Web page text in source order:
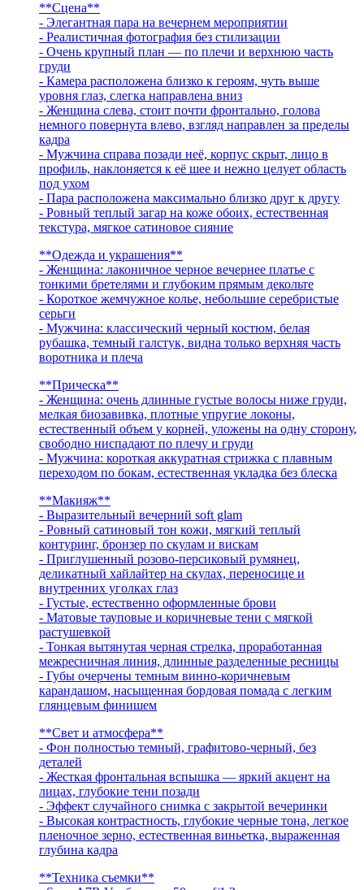
**Сцена**
- Элегантная пара на вечернем мероприятии
- Реалистичная фотография без стилизации
- Очень крупный план — по плечи и верхнюю часть
груди
- Камера расположена близко к героям, чуть выше
уровня глаз, слегка направлена вниз
- Женщина слева, стоит почти фронтально, голова
немного повернута влево, взгляд направлен за пределы
кадра
- Мужчина справа позади неё, корпус скрыт, лицо в
профиль, наклоняется к её шее и нежно целует область
под ухом
- Пара расположена максимально близко друг к другу
- Ровный теплый загар на коже обоих, естественная
текстура, мягкое сатиновое сияние
**Одежда и украшения**
- Женщина: лаконичное черное вечернее платье с
тонкими бретелями и глубоким прямым декольте
- Короткое жемчужное колье, небольшие серебристые
серьги
- Мужчина: классический черный костюм, белая
рубашка, темный галстук, видна только верхняя часть
воротника и плеча
**Прическа**
- Женщина: очень длинные густые волосы ниже груди,
мелкая биозавивка, плотные упругие локоны,
естественный объем у корней, уложены на одну сторону,
свободно ниспадают по плечу и груди
- Мужчина: короткая аккуратная стрижка с плавным
переходом по бокам, естественная укладка без блеска
**Макияж**
- Выразительный вечерний soft glam
- Ровный сатиновый тон кожи, мягкий теплый
контуринг, бронзер по скулам и вискам
- Приглушенный розово-персиковый румянец,
деликатный хайлайтер на скулах, переносице и
внутренних уголках глаз
- Густые, естественно оформленные брови
- Матовые тауповые и коричневые тени с мягкой
растушевкой
- Тонкая вытянутая черная стрелка, проработанная
межресничная линия, длинные разделенные ресницы
- Губы очерчены темным винно-коричневым
карандашом, насыщенная бордовая помада с легким
глянцевым финишем
**Свет и атмосфера**
- Фон полностью темный, графитово-черный, без
деталей
- Жесткая фронтальная вспышка — яркий акцент на
лицах, глубокие тени позади
- Эффект случайного снимка с закрытой вечеринки
- Высокая контрастность, глубокие черные тона, легкое
пленочное зерно, естественная виньетка, выраженная
глубина кадра
**Техника съемки**